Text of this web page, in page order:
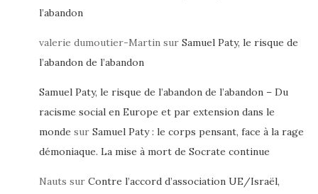
l’abandon
valerie dumoutier-Martin sur Samuel Paty, le risque de
l’abandon de l’abandon
Samuel Paty, le risque de l’abandon de l’abandon – Du
racisme social en Europe et par extension dans le
monde sur Samuel Paty : le corps pensant, face à la rage
démoniaque. La mise à mort de Socrate continue
Nauts sur Contre l’accord d’association UE/Israël,